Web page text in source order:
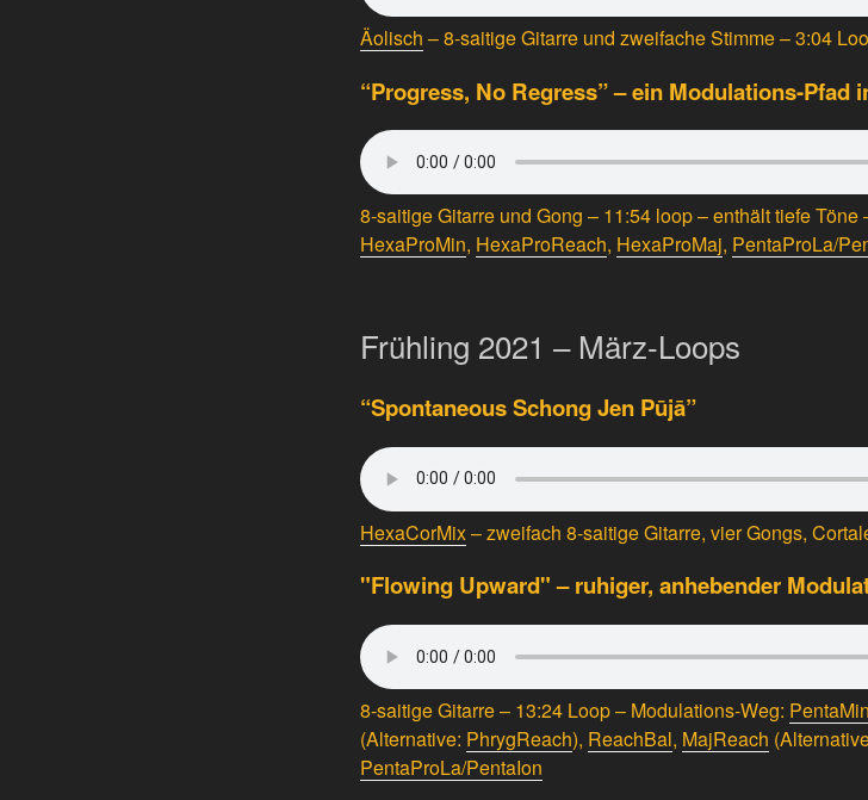
Äolisch – 8-saitige Gitarre und zweifache Stimme – 3:04
“Progress, No Regress” – ein Modulations-Pfad
8-saitige Gitarre und Gong – 11:54 loop – enthält tiefe Töne
HexaProMin, HexaProReach, HexaProMaj, PentaProLa/
Frühling 2021 – März-Loops
“Spontaneous Schong Jen Pūjā”
HexaCorMix– zweifach 8-saitige Gitarre, vier Gongs,
"Flowing Upward" – ruhiger, anhebender
8-saitige Gitarre – 13:24 Loop – Modulations-Weg:
(Alternative: PhrygReach), ReachBal, MajReach
PentaProLa/PentaIon